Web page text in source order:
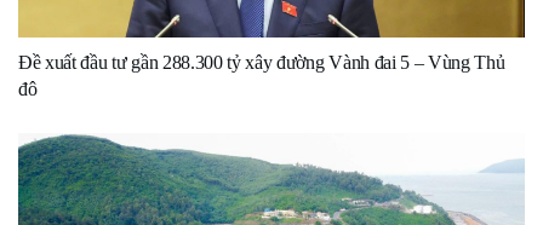
Đề xuất đầu tư gần 288.300 tỷ xây đường Vành đai 5 – Vùng Thủ
đô